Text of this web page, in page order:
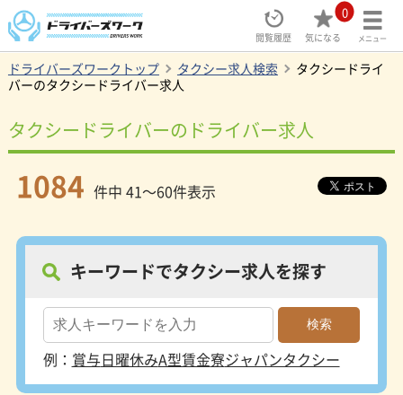
閲覧履歴
0
気になる メニュー
ドライバーズワークトップ タクシー求人検索
タクシードライ
バーのタクシードライバー求人
タクシードライバーのドライバー求人
1084 件中 41～60件表示
キーワードでタクシー求人を探す
例： 賞与日曜休みA型賃金寮ジャパンタクシー